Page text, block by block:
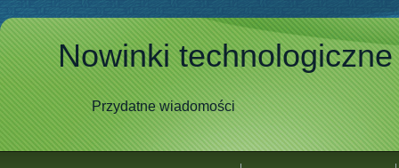
Nowinki technologiczne
Przydatne wiadomości